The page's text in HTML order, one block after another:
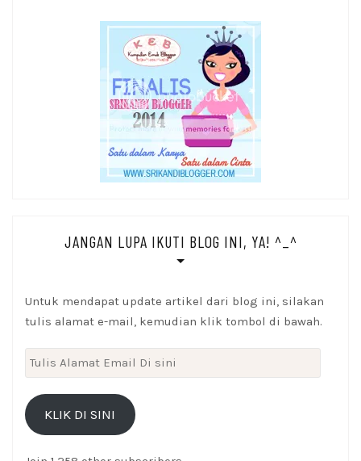
JANGAN LUPA IKUTI BLOG INI, YA! ^_^
Untuk mendapat update artikel dari blog ini, silakan
tulis alamat e-mail, kemudian klik tombol di bawah.
Tulis
Alamat
Email
KLIK DI SINI